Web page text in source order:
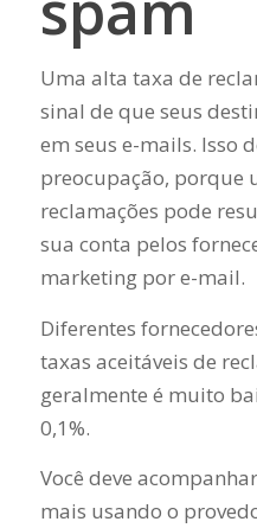
Uma alta taxa de
sinal de que seus
em seus e-mails. Isso
preocupação, porque
reclamações pode
sua conta pelos
marketing por e-mail.
Diferentes
taxas aceitáveis ​​de
geralmente é muito
0,1%.
Você deve
mais usando o